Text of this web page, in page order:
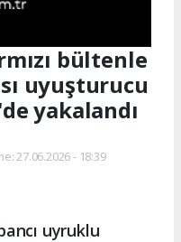
bültenle
uyuşturucu
yakalandı
27.06.2026 - 18:39
uyruklu